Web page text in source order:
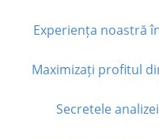
Experiența noastră
Maximizați profitul
Secretele